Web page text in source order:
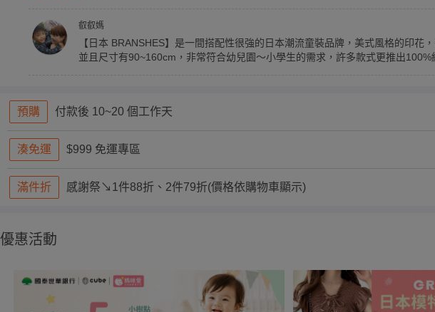
叡叡媽
【日本 BRANSHES】是一間搭配性很強的日本潮流童裝品牌，美式風格的印
並且尺寸有90~160cm，非常符合幼兒園～小學生的需求，許多款式更推出100%
預購 付款後 10~20 個工作天
湊免運 $999 免運專區
滿件折 感謝祭↘︎1件88折、2件79折(價格依購物車顯示)
優惠活動